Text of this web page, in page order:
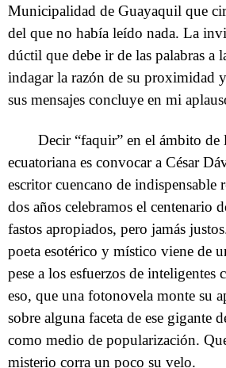
Municipalidad de Guayaquil que
del que no había leído nada. La
dúctil que debe ir de las palabras a
indagar la razón de su proximidad
sus mensajes concluye en mi
Decir “faquir” en el ámbito de
ecuatoriana es convocar a César
escritor cuencano de indispensable
dos años celebramos el centenario
fastos apropiados, pero jamás
poeta esotérico y místico viene de
pese a los esfuerzos de inteligentes
eso, que una fotonovela monte su
sobre alguna faceta de ese gigante
como medio de popularización.
misterio corra un poco su velo.